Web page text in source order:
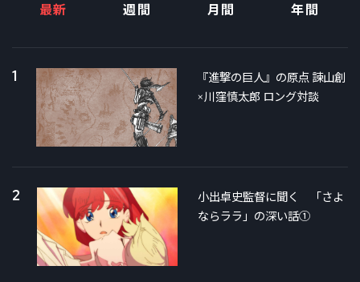
最新 週間 月間 年間
1
『進撃の巨人』の原点 諫山創
×川窪慎太郎 ロング対談
2
小出卓史監督に聞く 「さよ
ならララ」の深い話①